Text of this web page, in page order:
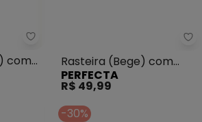
Perfecta - Rasteirinha (Bege)
com
Rasteira (Bege) com
Adereço Dourado
PERFECTA
R$ 49,99
-30%